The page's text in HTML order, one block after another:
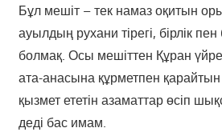
Бұл мешіт – тек намаз оқитын
ауылдың рухани тірегі, бірлік
болмақ. Осы мешіттен Құран
ата-анасына құрметпен қарайтын
қызмет ететін азаматтар өсіп
деді бас имам.